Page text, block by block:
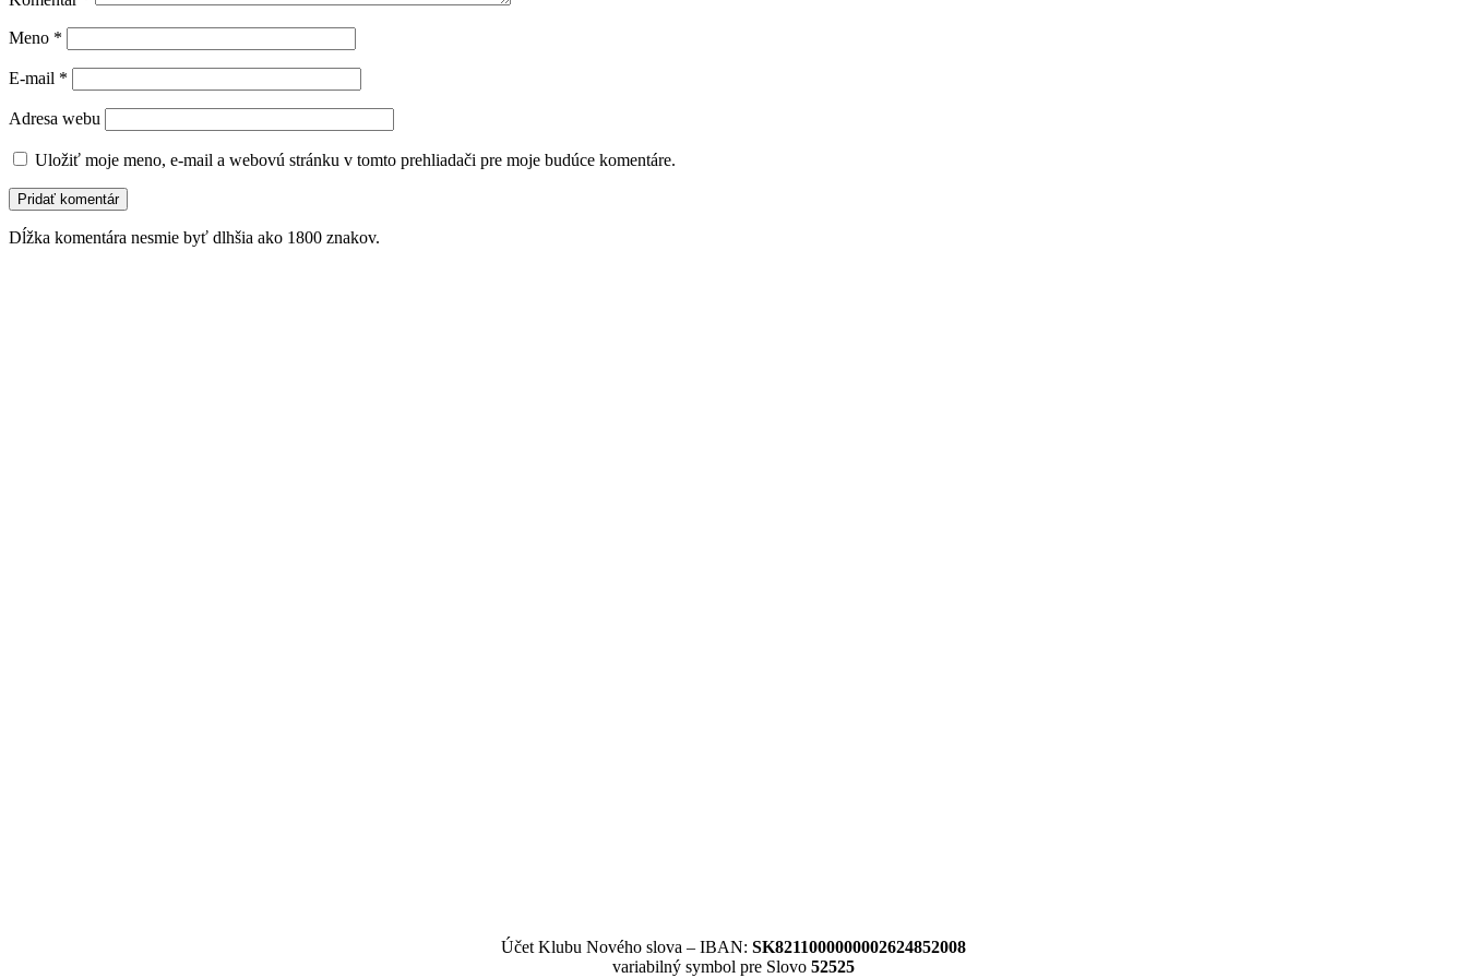
Meno *
E-mail *
Adresa webu
Uložiť moje meno, e-mail a webovú stránku v tomto prehliadači pre moje budúce komentáre.
Dĺžka komentára nesmie byť dlhšia ako 1800 znakov.
Účet Klubu Nového slova – IBAN: SK8211000000002624852008
variabilný symbol pre Slovo 52525